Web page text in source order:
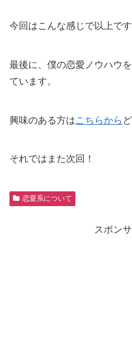
今回はこんな感じで以上です
最後に、僕の恋愛ノウハウ
ています。
興味のある方はこちらから
それではまた次回！
恋愛系について
スポン